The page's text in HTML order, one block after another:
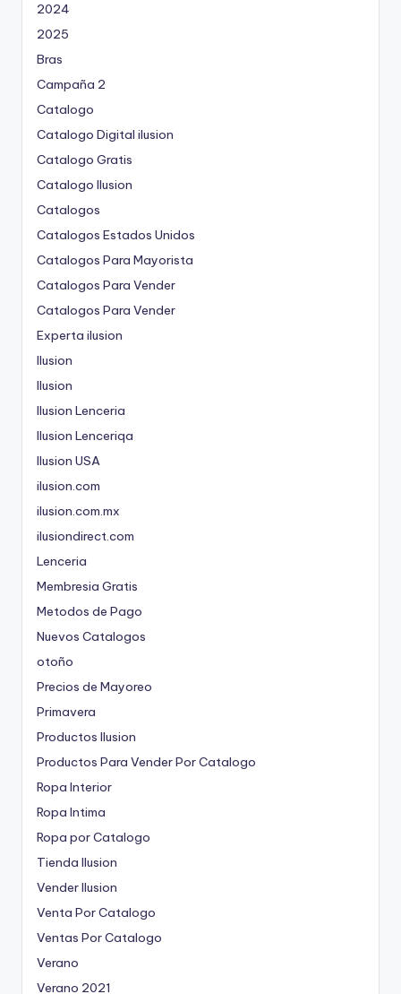
2024
2025
Bras
Campaña 2
Catalogo
Catalogo Digital ilusion
Catalogo Gratis
Catalogo Ilusion
Catalogos
Catalogos Estados Unidos
Catalogos Para Mayorista
Catalogos Para Vender
Catalogos Para Vender
Experta ilusion
Ilusion
Ilusion
Ilusion Lenceria
Ilusion Lenceriqa
Ilusion USA
ilusion.com
ilusion.com.mx
ilusiondirect.com
Lenceria
Membresia Gratis
Metodos de Pago
Nuevos Catalogos
otoño
Precios de Mayoreo
Primavera
Productos Ilusion
Productos Para Vender Por Catalogo
Ropa Interior
Ropa Intima
Ropa por Catalogo
Tienda Ilusion
Vender Ilusion
Venta Por Catalogo
Ventas Por Catalogo
Verano
Verano 2021